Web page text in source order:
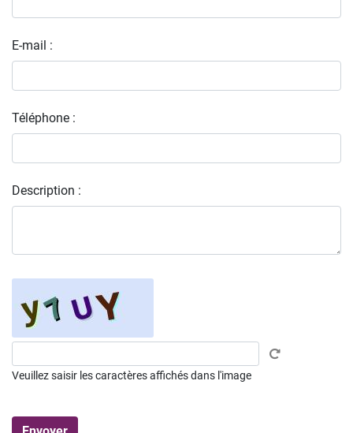
E-mail :
Téléphone :
Description :
Veuillez saisir les caractères affichés dans l'image